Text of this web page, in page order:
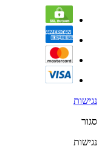
נגישות
סגור
נגישות